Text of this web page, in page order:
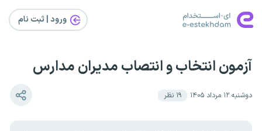
ورود | ثبت‌ نام
آزمون انتخاب و انتصاب مدیران مدارس
دوشنبه ۱۲ مرداد ۱۴۰۵ ۱۹ نظر